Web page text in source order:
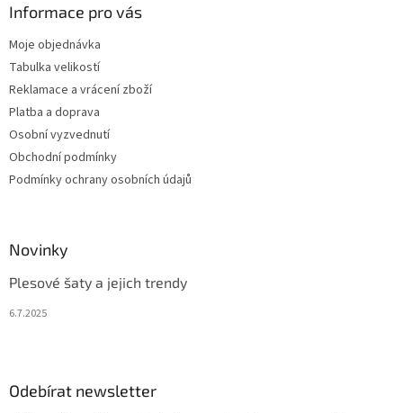
Informace pro vás
Moje objednávka
Tabulka velikostí
Reklamace a vrácení zboží
Platba a doprava
Osobní vyzvednutí
Obchodní podmínky
Podmínky ochrany osobních údajů
Novinky
Plesové šaty a jejich trendy
6.7.2025
Odebírat newsletter